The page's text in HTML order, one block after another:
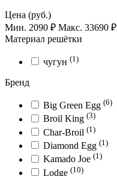
Цена (руб.)
Мин. 2090 ₽ Макс. 33690 ₽
Материал решётки
чугун (1)
Бренд
Big Green Egg (6)
Broil King (3)
Char-Broil (1)
Diamond Egg (1)
Kamado Joe (1)
Lodge (10)